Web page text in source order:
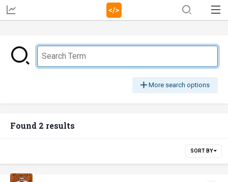
More search options
Found 2 results
SORT BY